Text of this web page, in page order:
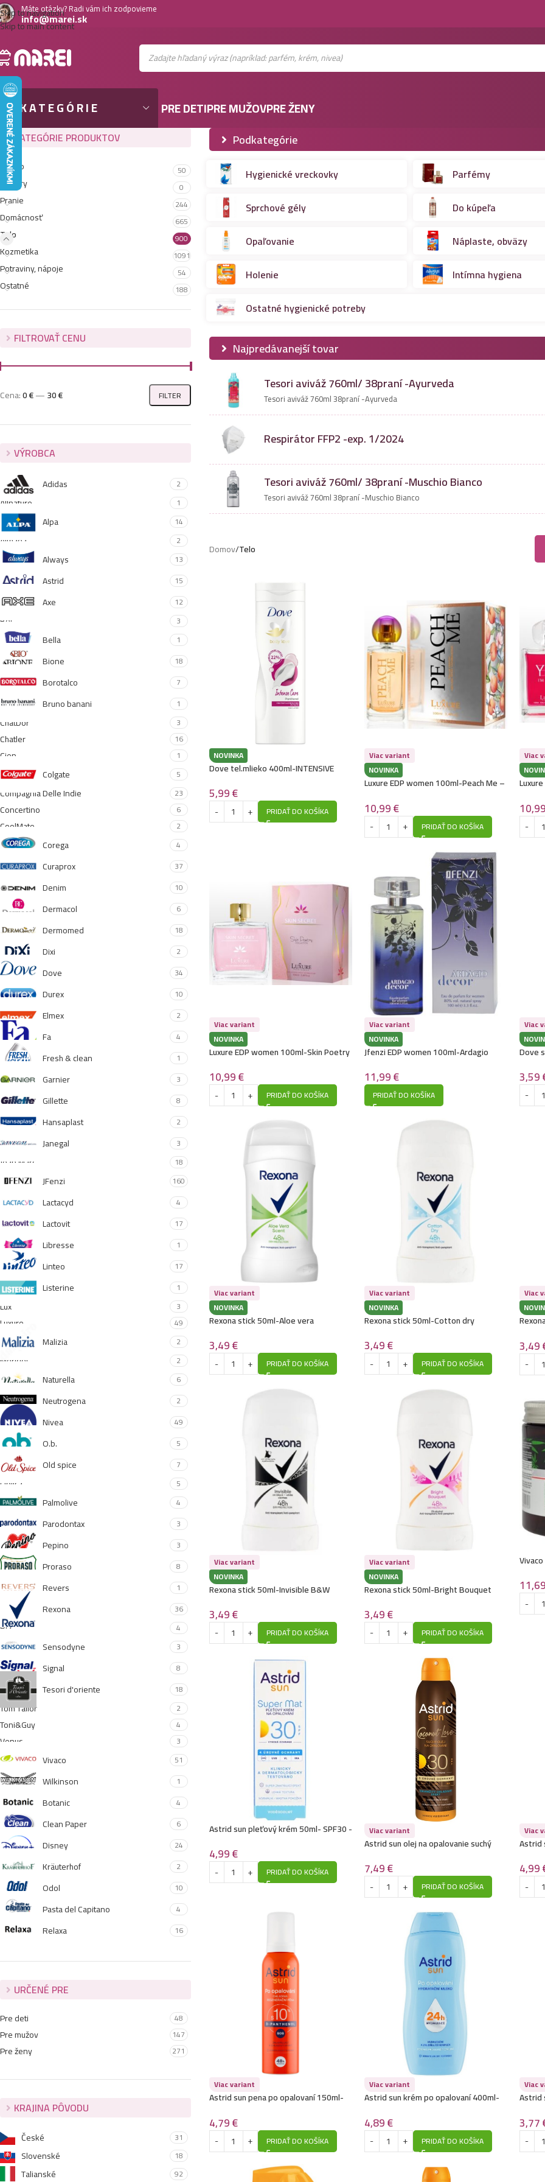
Skip to navigation
Skip to main content
Máte otázky? Radi vám ich zodpovieme
info@marei.sk
KATEGÓRIE PRE DETIPRE MUŽOVPRE ŽENY
KATEGÓRIE PRODUKTOV
Gastro 50
Testery 0
Pranie 244
Domácnosť 665
Telo 900
Kozmetika 1091
Potraviny, nápoje 54
Ostatné 188
FILTROVAŤ CENU
FILTER
Cena:0 €—30 €
VÝROBCA
Adidas 2
Allnature 1
Alpa 14
Althaea 2
Always 13
Astrid 15
Axe 12
Bel 3
Bella 1
Bione 18
Borotalco 7
Bruno banani 1
ChatDor 3
Chatler 16
Cien 1
Colgate 5
Compagnia Delle Indie 23
Concertino 6
CoolMate 2
Corega 4
Curaprox 37
Denim 10
Dermacol 6
Dermomed 18
Dixi 2
Dove 34
Durex 10
Elmex 2
Fa 4
Fresh & clean 1
Garnier 3
Gillette 8
Hansaplast 2
Janegal 3
Jean Marc 18
JFenzi 160
Lactacyd 4
Lactovit 17
Libresse 1
Linteo 17
Listerine 1
Lux 3
Luxure 49
Malizia 2
Meridol 2
Naturella 6
Neutrogena 2
Nivea 49
O.b. 5
Old spice 7
Opilca 5
Palmolive 4
Parodontax 3
Pepino 3
Proraso 8
Revers 1
Rexona 36
Ria 4
Sensodyne 3
Signal 8
Tesori d'oriente 18
Tom Tailor 2
Toni&Guy 4
Venus 3
Vivaco 51
Wilkinson 1
Botanic 4
Clean Paper 6
Disney 24
Kräuterhof 2
Odol 10
Pasta del Capitano 4
Relaxa 16
URČENÉ PRE
Pre deti 48
Pre mužov 147
Pre ženy 271
KRAJINA PÔVODU
České 31
Slovenské 18
Talianské 92
Podkategórie
Hygienické vreckovky Parfémy
Sprchové gély
Do kúpeľa
Opaľovanie
Náplaste, obväzy
Holenie
Intímna hygiena
Ostatné hygienické potreby
Najpredávanejší tovar
Tesori aviváž 760ml/ 38praní -Ayurveda
Tesori aviváž 760ml 38praní -Ayurveda
Respirátor FFP2 -exp. 1/2024
Tesori aviváž 760ml/ 38praní -Muschio Bianco
Tesori aviváž 760ml 38praní -Muschio Bianco
Domov/Telo
NOVINKA
Dove tel.mlieko 400ml-INTENSIVE
5,99€
PRIDAŤ DO KOŠÍKA
NOVINKA
Viac variant
Luxure EDP women 100ml-Peach Me –
P1042
10,99€
PRIDAŤ DO KOŠÍKA
Viac
10,99
NOVINKA
Viac variant
Luxure EDP women 100ml-Skin Poetry
– P1040
10,99€
PRIDAŤ DO KOŠÍKA
NOVINKA
Viac variant
Jfenzi EDP women 100ml-Ardagio
P102
11,99€
PRIDAŤ DO KOŠÍKA
Viac
Dove
3,59
NOVINKA
Viac variant
Rexona stick 50ml-Aloe vera
3,49€
PRIDAŤ DO KOŠÍKA
NOVINKA
Viac variant
Rexona stick 50ml-Cotton dry
3,49€
PRIDAŤ DO KOŠÍKA
Viac
3,49
NOVINKA
Viac variant
Rexona stick 50ml-Invisible B&W
3,49€
PRIDAŤ DO KOŠÍKA
NOVINKA
Viac variant
Rexona stick 50ml-Bright Bouquet
3,49€
PRIDAŤ DO KOŠÍKA
11,69
Astrid sun pleťový krém 50ml- SPF30 -
4,99€
PRIDAŤ DO KOŠÍKA
Viac variant
Astrid sun olej na opalovanie suchý
7,49€
PRIDAŤ DO KOŠÍKA
Viac
Astrid
4,99
Viac variant
Astrid sun pena po opalovaní 150ml-
4,79€
PRIDAŤ DO KOŠÍKA
Viac variant
Astrid sun krém po opalovaní 400ml-
4,89€
PRIDAŤ DO KOŠÍKA
Viac
Astrid
3,77